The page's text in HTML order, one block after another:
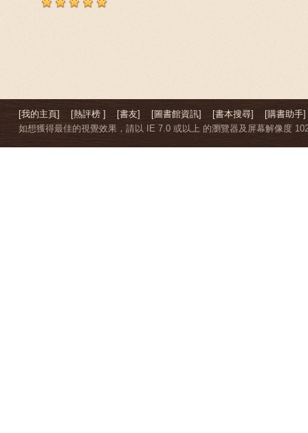
[我的主頁] [熱評榜 ] [書友] [圖書館資訊] [書本搜尋]
[購書助手]
如想獲得最佳的視覺效果，請以 IE 7.0 或以上 的瀏覽器及屏幕解像度